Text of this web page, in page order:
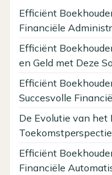
Efficiënt
Financiële
Efficiënt
en Geld met Deze
Efficiënt
Succesvolle
De Evolutie van het
Efficiënt
Financiële